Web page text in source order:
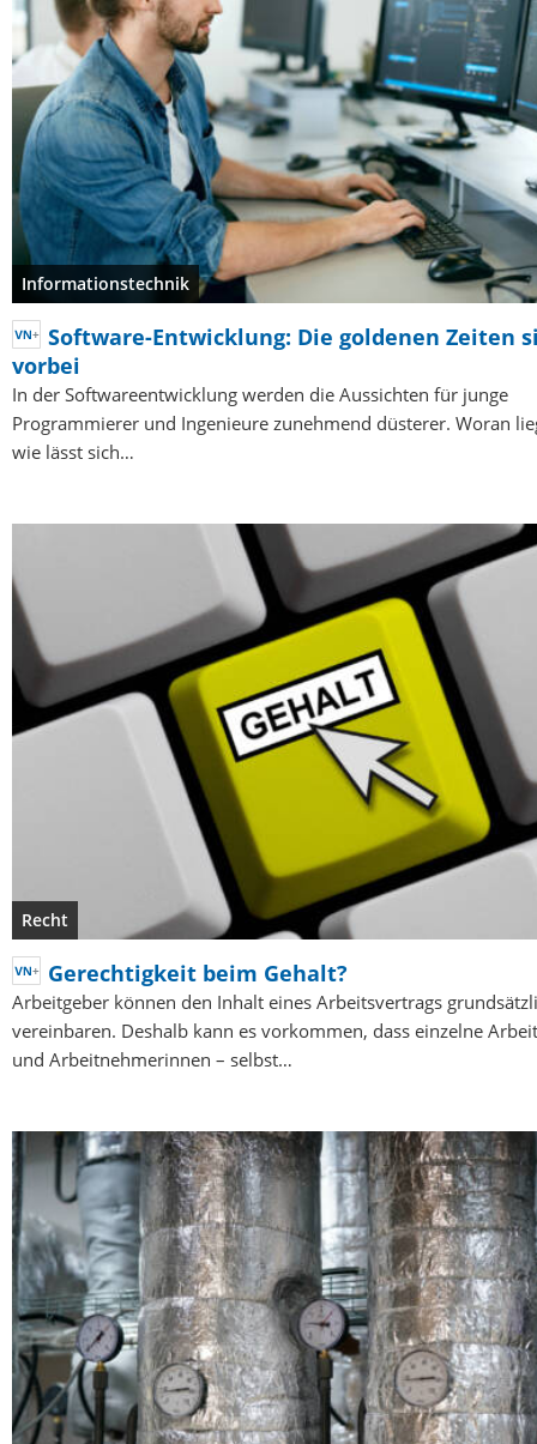
Informationstechnik
Software-Entwicklung: Die goldenen Zeiten
vorbei
In der Softwareentwicklung werden die Aussichten für junge
Programmierer und Ingenieure zunehmend düsterer. Woran
wie lässt sich…
Recht
Gerechtigkeit beim Gehalt?
Arbeitgeber können den Inhalt eines Arbeitsvertrags
vereinbaren. Deshalb kann es vorkommen, dass einzelne
und Arbeitnehmerinnen – selbst…